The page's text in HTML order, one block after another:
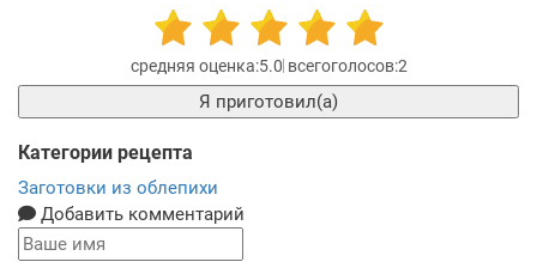
5.0 2
Я приготовил(а)
Категории рецепта
Заготовки из облепихи
Добавить комментарий